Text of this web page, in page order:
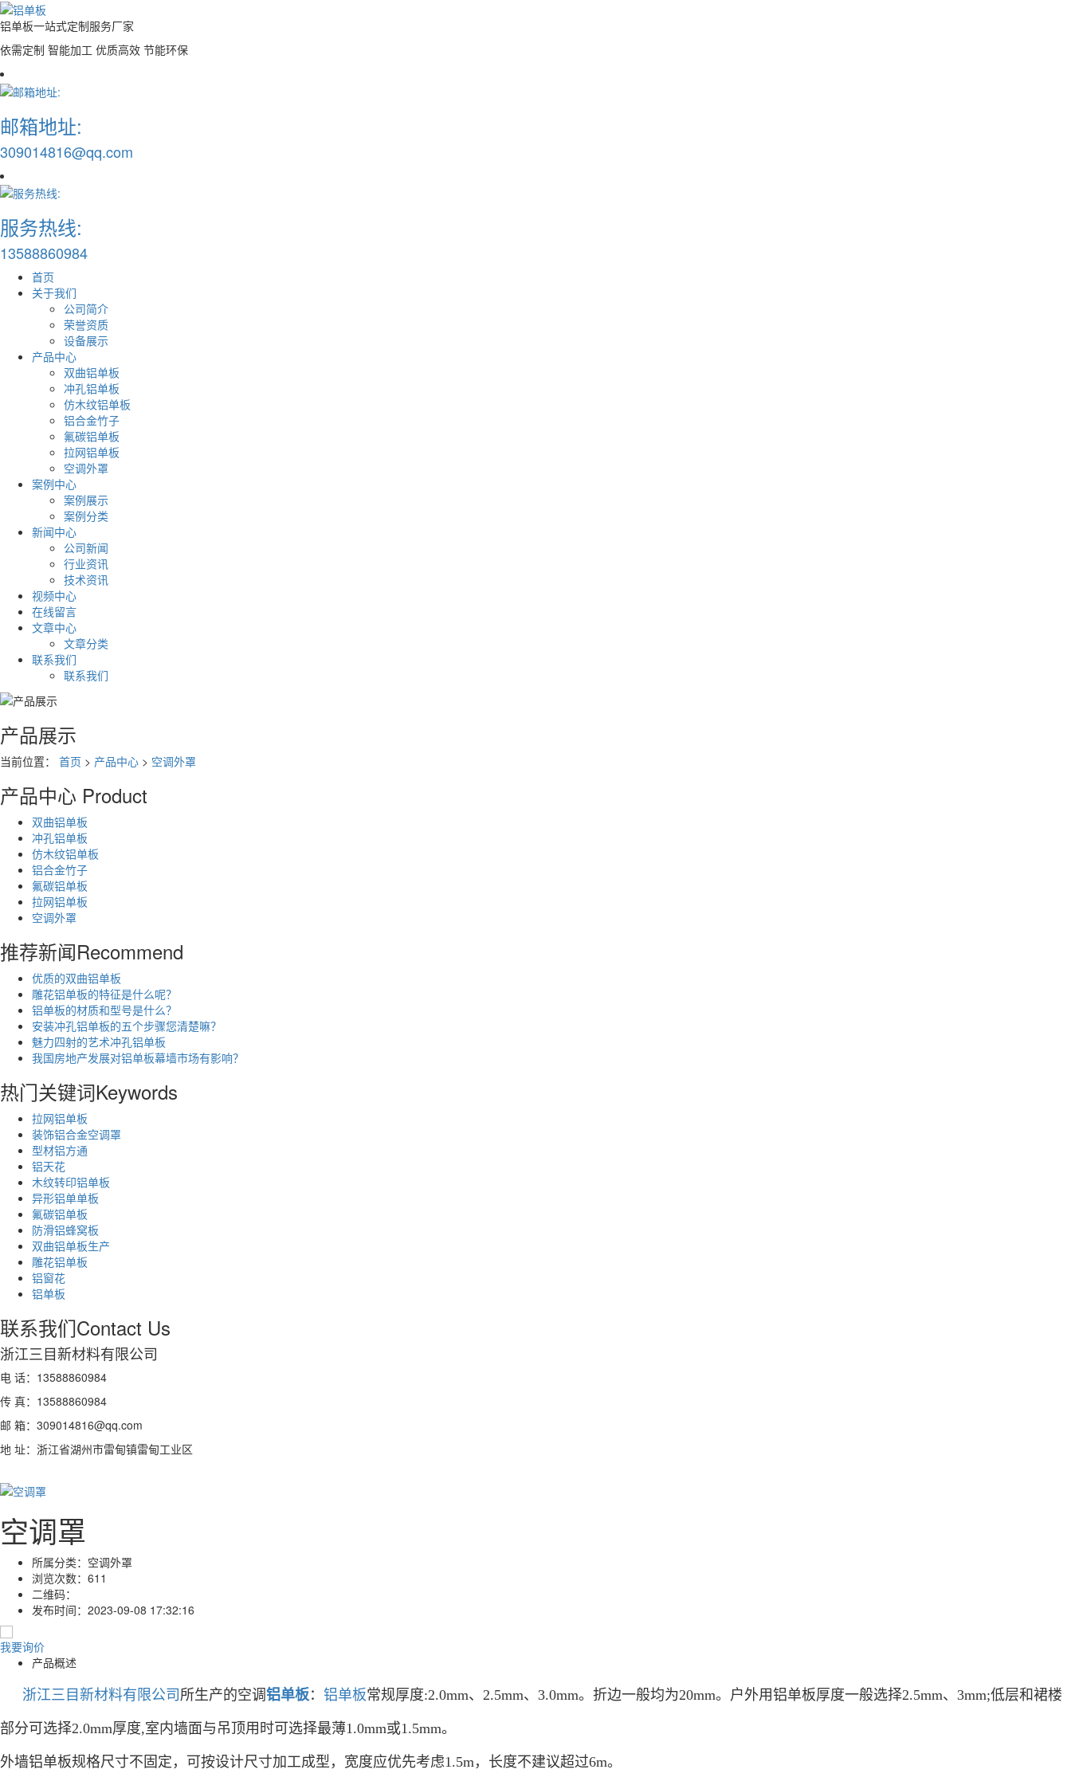
铝单板一站式定制服务厂家
依需定制 智能加工 优质高效 节能环保
邮箱地址:
309014816@qq.com
服务热线:
13588860984
首页
关于我们
公司简介
荣誉资质
设备展示
产品中心
双曲铝单板
冲孔铝单板
仿木纹铝单板
铝合金竹子
氟碳铝单板
拉网铝单板
空调外罩
案例中心
案例展示
案例分类
新闻中心
公司新闻
行业资讯
技术资讯
视频中心
在线留言
文章中心
文章分类
联系我们
联系我们
产品展示
当前位置： 首页 > 产品中心 > 空调外罩
产品中心 Product
双曲铝单板
冲孔铝单板
仿木纹铝单板
铝合金竹子
氟碳铝单板
拉网铝单板
空调外罩
推荐新闻Recommend
优质的双曲铝单板
雕花铝单板的特征是什么呢？
铝单板的材质和型号是什么？
安装冲孔铝单板的五个步骤您清楚嘛？
魅力四射的艺术冲孔铝单板
我国房地产发展对铝单板幕墙市场有影响？
热门关键词Keywords
拉网铝单板
装饰铝合金空调罩
型材铝方通
铝天花
木纹转印铝单板
异形铝单单板
氟碳铝单板
防滑铝蜂窝板
双曲铝单板生产
雕花铝单板
铝窗花
铝单板
联系我们Contact Us
浙江三目新材料有限公司
电 话：13588860984
传 真：13588860984
邮 箱：309014816@qq.com
地 址：浙江省湖州市雷甸镇雷甸工业区
空调罩
所属分类： 空调外罩
浏览次数： 611
二维码：
发布时间： 2023-09-08 17:32:16
我要询价
产品概述
浙江三目新材料有限公司 所生产的空调铝单板 ： 铝单板常规厚度:2.0mm、2.5mm、3.0mm。折边一般均为20mm。户外用铝单板厚度一般选择2.5mm、3mm;低层和裙楼
部分可选择2.0mm厚度,室内墙面与吊顶用时可选择最薄1.0mm或1.5mm。
外墙铝单板规格尺寸不固定，可按设计尺寸加工成型，宽度应优先考虑1.5m，长度不建议超过6m。